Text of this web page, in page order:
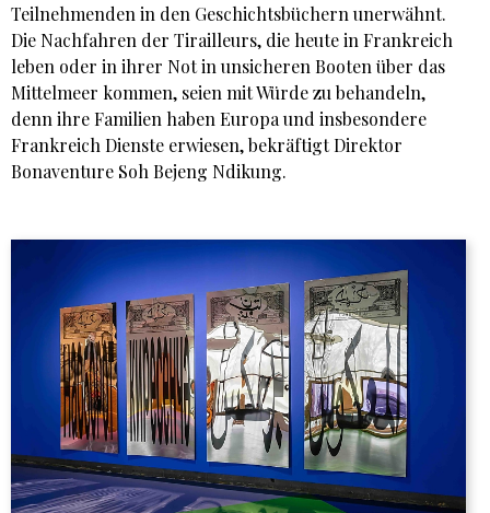
Teilnehmenden in den Geschichtsbüchern unerwähnt.
Die Nachfahren der Tirailleurs, die heute in Frankreich
leben oder in ihrer Not in unsicheren Booten über das
Mittelmeer kommen, seien mit Würde zu behandeln,
denn ihre Familien haben Europa und insbesondere
Frankreich Dienste erwiesen, bekräftigt Direktor
Bonaventure Soh Bejeng Ndikung.